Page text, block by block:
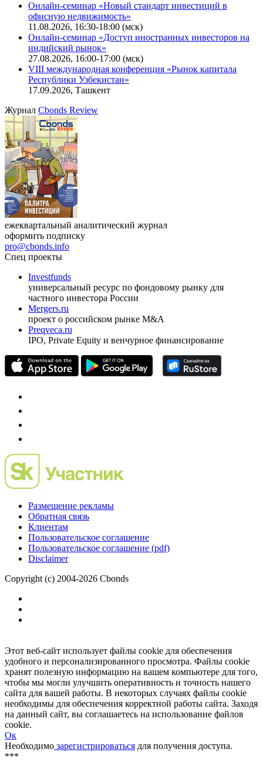
Поиск котировок облигаций
Ближайшие конференцииCbonds Congress
Онлайн-семинар «Новый стандарт инвестиций в
офисную недвижимость»
11.08.2026, 16:30-18:00 (мск)
Онлайн-семинар «Доступ иностранных инвесторов на
индийский рынок»
VIII международная конференция «Рынок капитала
Республики Узбекистан»
17.09.2026, Ташкент
ЖурналCbonds Review
оформить подписку
pro@cbonds.info
Спец проекты
Investfunds
универсальный ресурс по фондовому рынку для
частного инвестора России
проект о российском рынке M&A
Preqveca.ru
Размещение рекламы
Обратная связь
Пользовательское соглашение
Copyright (c) 2004-2026 Cbonds
Этот веб-сайт использует файлы cookie для обеспечения
удобного и персонализированного просмотра. Файлы cookie
хранят полезную информацию на вашем компьютере для того,
чтобы мы могли улучшить оперативность и точность нашего
сайта для вашей работы. В некоторых случаях файлы cookie
необходимы для обеспечения корректной работы сайта. Заходя
на данный сайт, вы соглашаетесь на использование файлов